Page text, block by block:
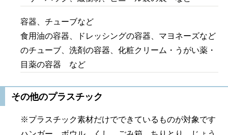
容器、チューブなど
食用油の容器、ドレッシングの容器、マヨネーズなど
のチューブ、洗剤の容器、化粧クリーム・うがい薬・
目薬の容器 など
その他のプラスチック
※プラスチック素材だけでできているものが対象です